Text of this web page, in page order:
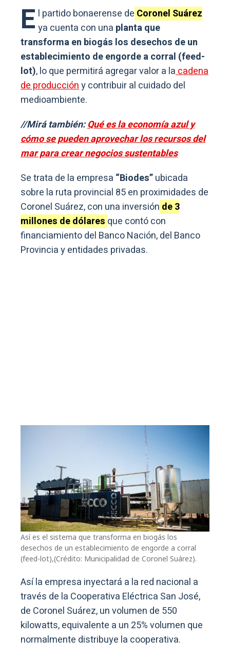
E l partido bonaerense de Coronel Suárez
ya cuenta con una planta que
transforma en biogás los desechos de un
establecimiento de engorde a corral (feed-
lot), lo que permitirá agregar valor a lacadena
de produccióny contribuir al cuidado del
medioambiente.
//Mirá también:Qué es la economía azul y
cómo se pueden aprovechar los recursos del
mar para crear negocios sustentables
Se trata de la empresa “Biodes”ubicada
sobre la ruta provincial 85 en proximidades de
Coronel Suárez, con una inversión de 3
millones de dólares que contó con
financiamiento del Banco Nación, del Banco
Provincia y entidades privadas.
Así es el sistema que transforma en biogás los
desechos de un establecimiento de engorde a corral
(feed-lot),(Crédito: Municipalidad de Coronel Suárez).
Así la empresa inyectará a la red nacional a
través de la Cooperativa Eléctrica San José,
de Coronel Suárez, un volumen de 550
kilowatts, equivalente a un 25% volumen que
normalmente distribuye la cooperativa.